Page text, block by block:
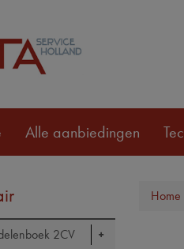
Alle aanbiedingen
2CV
Home